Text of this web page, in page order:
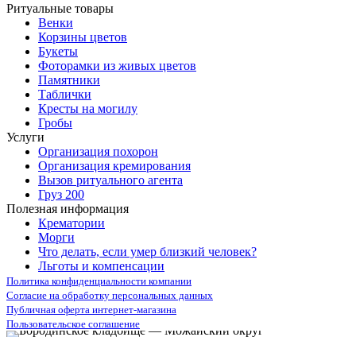
Ритуальные товары
Венки
Корзины цветов
Букеты
Фоторамки из живых цветов
Памятники
Таблички
Кресты на могилу
Гробы
Услуги
Организация похорон
Организация кремирования
Вызов ритуального агента
Груз 200
Полезная информация
Крематории
Морги
Что делать, если умер близкий человек?
Льготы и компенсации
Политика конфиденциальности компании
Согласие на обработку персональных данных
Публичная оферта интернет-магазина
Пользовательское соглашение